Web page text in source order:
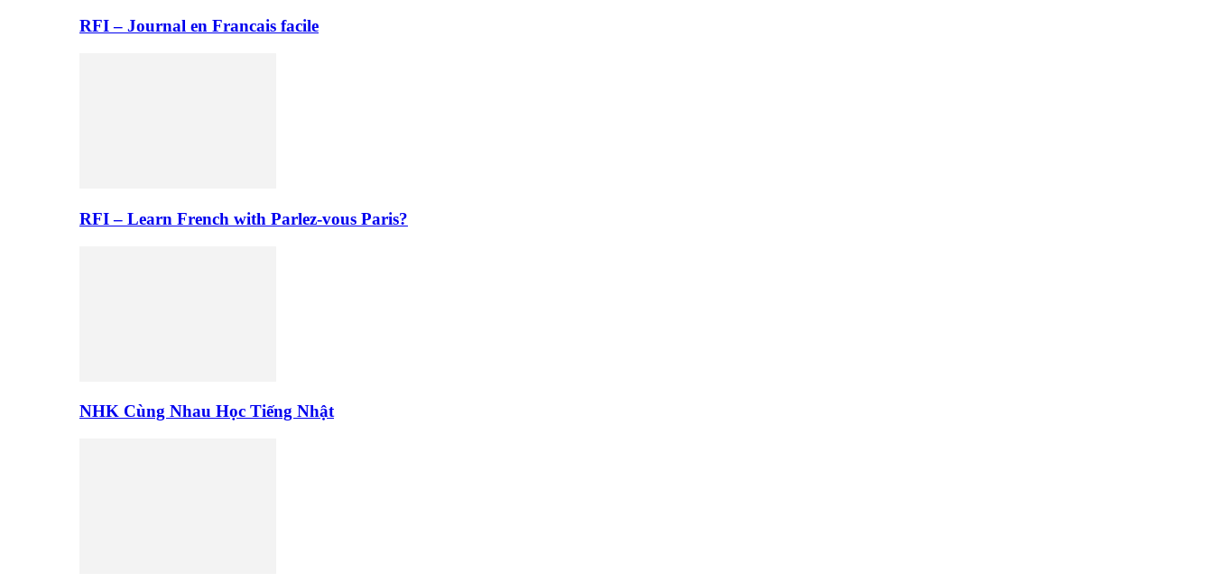
RFI – Journal en Francais facile
RFI – Learn French with Parlez-vous Paris?
NHK Cùng Nhau Học Tiếng Nhật